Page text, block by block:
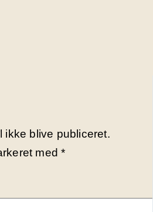
ikke blive publiceret.
med*